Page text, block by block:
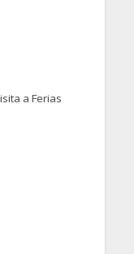
a Ferias